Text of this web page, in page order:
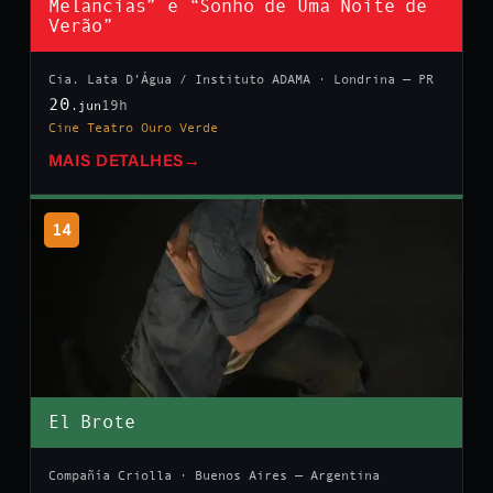
Melancias” e “Sonho de Uma Noite de
Verão”
Cia. Lata D’Água / Instituto ADAMA · Londrina — PR
20 .jun 19h
Cine Teatro Ouro Verde
MAIS DETALHES →
14
El Brote
Compañía Criolla · Buenos Aires — Argentina